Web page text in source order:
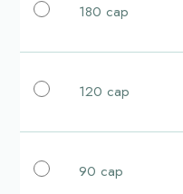
180 cap
120 cap
90 cap